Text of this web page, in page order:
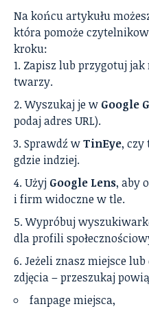
Na końcu artykułu
która pomoże
kroku:
Zapisz lub przygotuj jak
twarzy.
Wyszukaj je w Google
podaj adres URL).
Sprawdź wTinEye, czy
gdzie indziej.
Użyj Google Lens, aby
i firm widoczne w tle.
Wypróbuj
dla profili
Jeżeli znasz miejsce
zdjęcia – przeszukaj
fanpage miejsca,